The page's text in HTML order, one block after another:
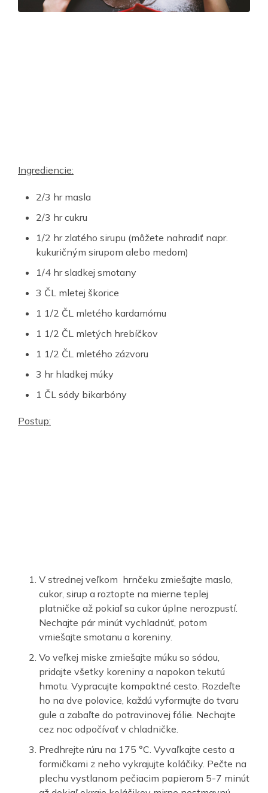
Ingrediencie:
2/3 hr masla
2/3 hr cukru
1/2 hr zlatého sirupu (môžete nahradiť napr.
kukuričným sirupom alebo medom)
1/4 hr sladkej smotany
3 ČL mletej škorice
1 1/2 ČL mletého kardamómu
1 1/2 ČL mletých hrebíčkov
1 1/2 ČL mletého zázvoru
3 hr hladkej múky
1 ČL sódy bikarbóny
Postup:
V strednej veľkom hrnčeku zmiešajte maslo,
cukor, sirup a roztopte na mierne teplej
platničke až pokiaľ sa cukor úplne nerozpustí.
Nechajte pár minút vychladnúť, potom
vmiešajte smotanu a koreniny.
Vo veľkej miske zmiešajte múku so sódou,
pridajte všetky koreniny a napokon tekutú
hmotu. Vypracujte kompaktné cesto. Rozdeľte
ho na dve polovice, každú vyformujte do tvaru
gule a zabaľte do potravinovej fólie. Nechajte
cez noc odpočívať v chladničke.
Predhrejte rúru na 175 °C. Vyvaľkajte cesto a
formičkami z neho vykrajujte koláčiky. Pečte na
plechu vystlanom pečiacim papierom 5-7 minút